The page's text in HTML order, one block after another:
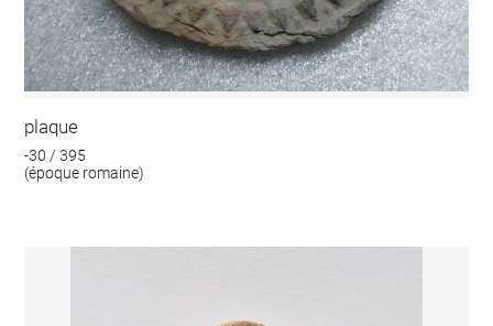
plaque
-30 / 395
(époque romaine)